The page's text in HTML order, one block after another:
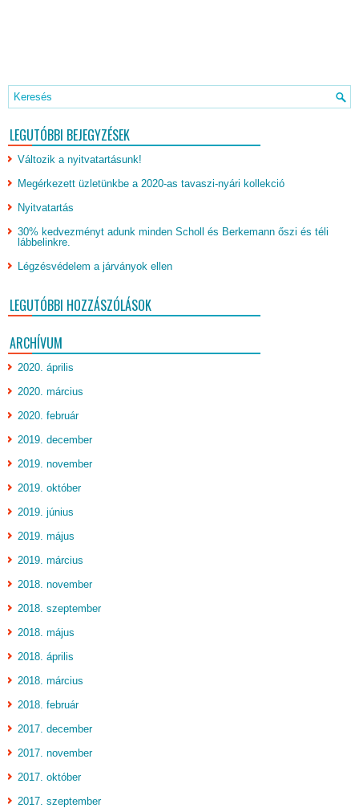
LEGUTÓBBI BEJEGYZÉSEK
Változik a nyitvatartásunk!
Megérkezett üzletünkbe a 2020-as tavaszi-nyári kollekció
Nyitvatartás
30% kedvezményt adunk minden Scholl és Berkemann őszi és téli
lábbelinkre.
Légzésvédelem a járványok ellen
LEGUTÓBBI HOZZÁSZÓLÁSOK
ARCHÍVUM
2020. április
2020. március
2020. február
2019. december
2019. november
2019. október
2019. június
2019. május
2019. március
2018. november
2018. szeptember
2018. május
2018. április
2018. március
2018. február
2017. december
2017. november
2017. október
2017. szeptember